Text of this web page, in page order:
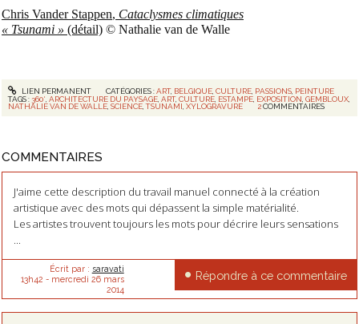
Chris Vander Stappen, Cataclysmes climatiques
« Tsunami » (détail) © Nathalie van de Walle
LIEN PERMANENT CATÉGORIES :ART, BELGIQUE, CULTURE, PASSIONS, PEINTURE
TAGS :360°,ARCHITECTURE DU PAYSAGE,ART,CULTURE, ESTAMPE, EXPOSITION,GEMBLOUX,
NATHALIE VAN DE WALLE,SCIENCE,TSUNAMI,XYLOGRAVURE 2 COMMENTAIRES
COMMENTAIRES
J'aime cette description du travail manuel connecté à la création
artistique avec des mots qui dépassent la simple matérialité.
Les artistes trouvent toujours les mots pour décrire leurs sensations
...
Écrit par : saravati
13h42 - mercredi 26 mars
2014
Répondre à ce commentaire